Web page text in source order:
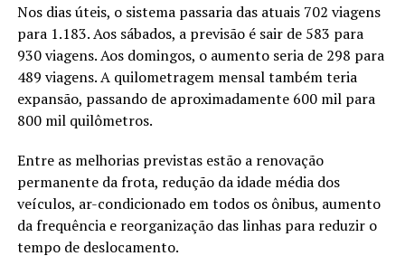
Nos dias úteis, o sistema passaria das atuais 702 viagens
para 1.183. Aos sábados, a previsão é sair de 583 para
930 viagens. Aos domingos, o aumento seria de 298 para
489 viagens. A quilometragem mensal também teria
expansão, passando de aproximadamente 600 mil para
800 mil quilômetros.
Entre as melhorias previstas estão a renovação
permanente da frota, redução da idade média dos
veículos, ar-condicionado em todos os ônibus, aumento
da frequência e reorganização das linhas para reduzir o
tempo de deslocamento.